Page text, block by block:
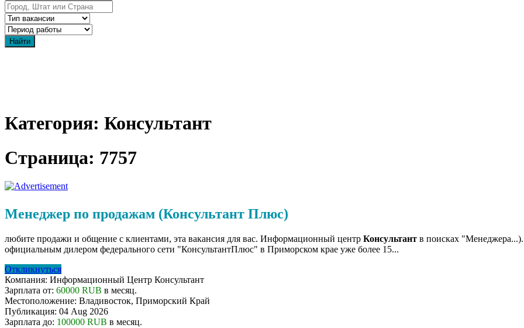
Категория: Консультант
Страница: 7757
Менеджер по продажам (Консультант Плюс)
любите продажи и общение с клиентами, эта вакансия для вас. Информационный центр Консультант в поисках
официальным дилером федерального сети "КонсультантПлюс" в Приморском крае уже более 15...
Откликнуться
Компания: Информационный Центр Консультант
Зарплата от: 60000 RUB в месяц.
Местоположение: Владивосток, Приморский Край
Публикация: 04 Aug 2026
Зарплата до: 100000 RUB в месяц.